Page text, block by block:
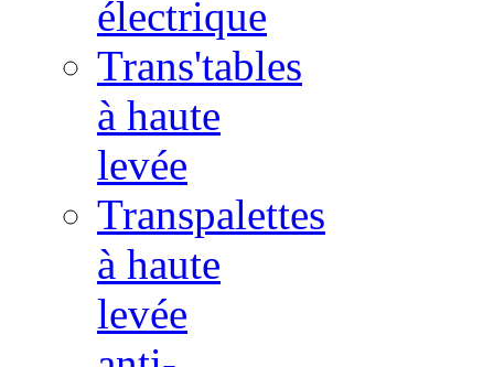
électrique
Trans'tables
à haute
levée
Transpalettes
à haute
levée